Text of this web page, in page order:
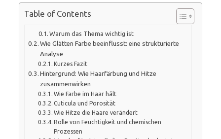
Table of Contents
Warum das Thema wichtig ist
Wie Glätten Farbe beeinflusst: eine strukturierte
Analyse
Kurzes Fazit
Hintergrund: Wie Haarfärbung und Hitze
zusammenwirken
Wie Farbe im Haar hält
Cuticula und Porosität
Wie Hitze die Haare verändert
Rolle von Feuchtigkeit und chemischen
Prozessen